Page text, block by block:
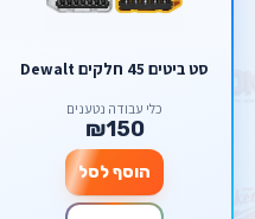
סט ביטים 45 חלקים Dewalt
כלי עבודה נטענים
₪150
הוסף לסל